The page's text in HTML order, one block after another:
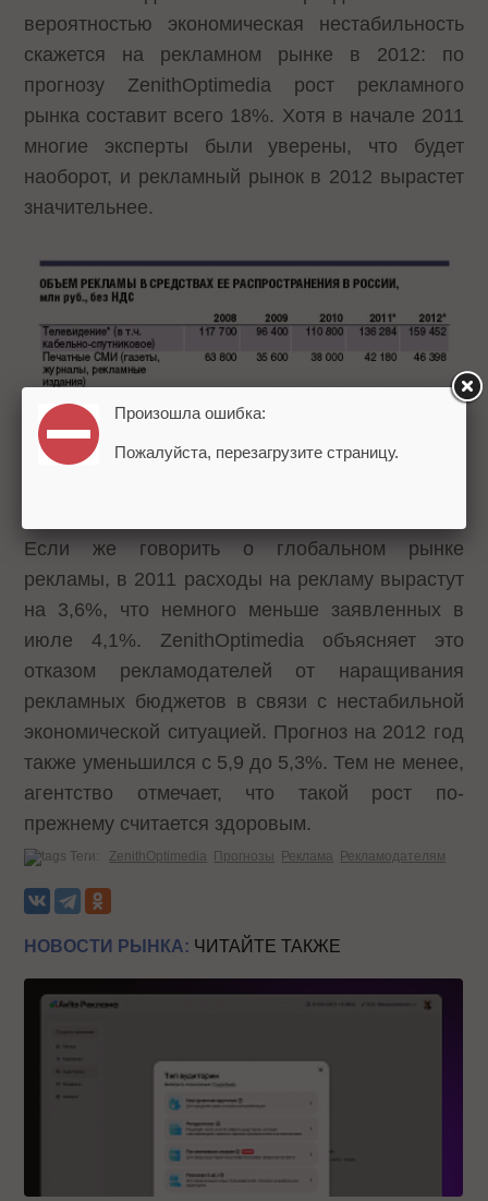
вероятностью экономическая нестабильность
скажется на рекламном рынке в 2012: по
прогнозу ZenithOpti­media рост рекламного
рынка составит всего 18%. Хотя в начале 2011
многие эксперты были уверены, что будет
наоборот, и рекламный рынок в 2012 вырастет
значительнее.
Если же говорить о глобальном рынке
рекламы, в 2011 расходы на рекламу вырастут
на 3,6%, что немного меньше заявленных в
июле 4,1%. ZenithOptimedia объясняет это
отказом рекламодателей от наращивания
рекламных бюджетов в связи с нестабильной
экономической ситуацией. Прогноз на 2012 год
также уменьшился с 5,9 до 5,3%. Тем не менее,
агентство отмечает, что такой рост по-
прежнему считается здоровым.
Теги: ZenithOptimedia Прогнозы Реклама Рекламодателям
НОВОСТИ РЫНКА: ЧИТАЙТЕ ТАКЖЕ
Произошла ошибка:
Пожалуйста, перезагрузите страницу.